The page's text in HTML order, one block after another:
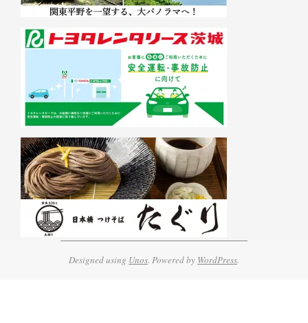
Designed using Unos. Powered by WordPress.